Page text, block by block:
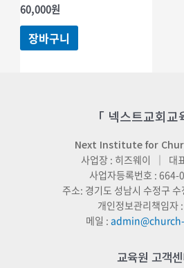
60,000원
장바구니
「 넥스트교회교
Next Institute for
사업장 : 히즈웨이 ｜ 대
사업자등록번호 :
주소: 경기도 성남시 수정구
개인정보관리책임자
메일 :
교육원 고객